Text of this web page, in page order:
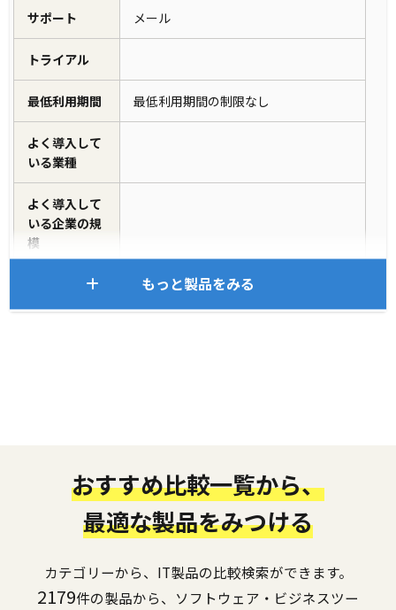
サポート メール
トライアル
最低利用期間 最低利用期間の制限なし
よく導入して
いる業種
よく導入して
いる企業の規
模
もっと製品をみる
おすすめ比較一覧から、
最適な製品をみつける
カテゴリーから、IT製品の比較検索ができます。
2179件の製品から、ソフトウェア・ビジネスツー